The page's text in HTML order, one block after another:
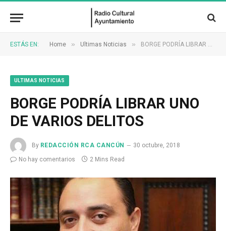
ESTÁS EN: Home » Ultimas Noticias » BORGE PODRÍA LIBRAR UNO DE VARIOS DELITOS
ULTIMAS NOTICIAS
BORGE PODRÍA LIBRAR UNO
DE VARIOS DELITOS
By REDACCIÓN RCA CANCÚN
30 octubre, 2018
No hay comentarios
2 Mins Read